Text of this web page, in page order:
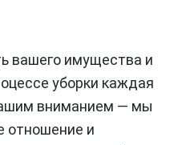
вашего имущества и
уборки каждая
вниманием — мы
отношение и